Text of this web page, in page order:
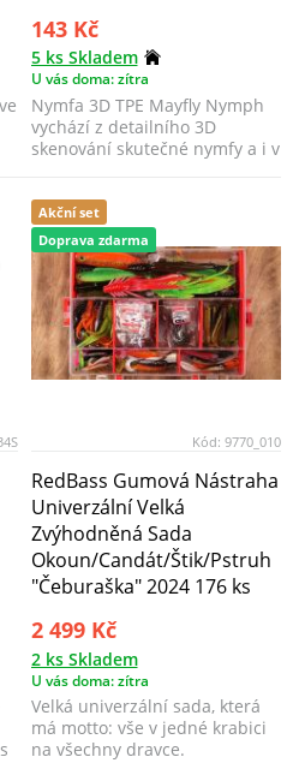
143 Kč
5 ks Skladem
U vás doma: zítra
Nymfa 3D TPE Mayfly Nymph
vychází z detailního 3D
skenování skutečné nymfy a i v
Akční set
Doprava zdarma
Kód: 9770_010
RedBass Gumová Nástraha
Univerzální Velká
Zvýhodněná Sada
Okoun/Candát/Štik/Pstruh
"Čeburaška" 2024 176 ks
2 499 Kč
2 ks Skladem
U vás doma: zítra
Velká univerzální sada, která
má motto: vše v jedné krabici
na všechny dravce.